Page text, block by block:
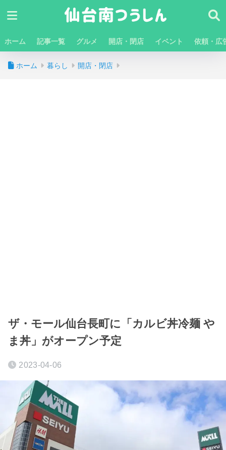
ホーム 記事一覧 グルメ 開店・閉店 イベント 依頼・広
ホーム 暮らし 開店・閉店
ザ・モール仙台長町に「カルビ丼冷麺 や
ま丼」がオープン予定
2023-04-06